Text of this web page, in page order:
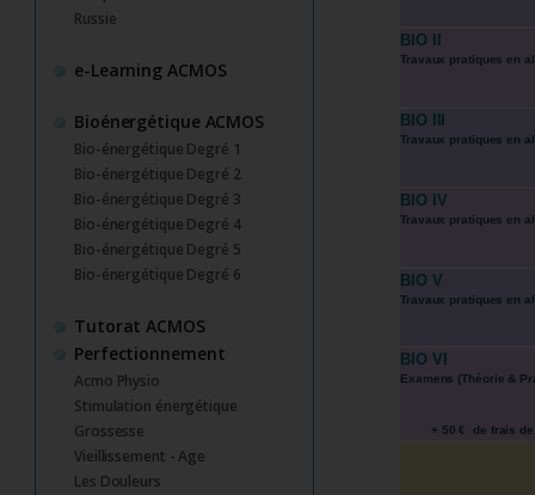
Russie
e-Learning ACMOS
Bioénergétique ACMOS
Bio-énergétique Degré 1
Bio-énergétique Degré 2
Bio-énergétique Degré 3
Bio-énergétique Degré 4
Bio-énergétique Degré 5
Bio-énergétique Degré 6
Tutorat ACMOS
Perfectionnement
Acmo Physio
Stimulation énergétique
Grossesse
Vieillissement - Age
Les Douleurs
BIO II
Travaux pratiques en
BIO III
Travaux pratiques en
BIO IV
Travaux pratiques en
BIO V
Travaux pratiques en
BIO VI
Examens (Théorie &
+ 50 € de frais